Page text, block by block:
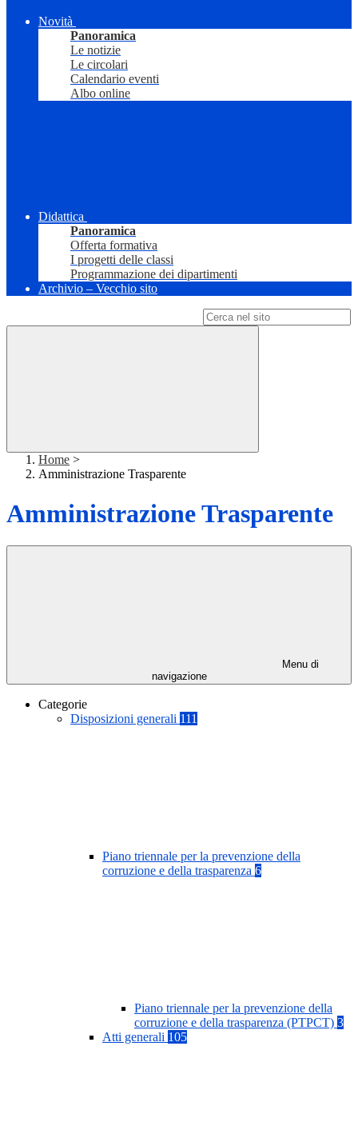
Novità
Panoramica
Le notizie
Le circolari
Calendario eventi
Albo online
Didattica
Panoramica
Offerta formativa
I progetti delle classi
Programmazione dei dipartimenti
Archivio – Vecchio sito
Home >
Amministrazione Trasparente
Amministrazione Trasparente
Menu di
navigazione
Categorie
Disposizioni generali 111
Piano triennale per la prevenzione della
corruzione e della trasparenza 6
Piano triennale per la prevenzione della
corruzione e della trasparenza (PTPCT) 3
Atti generali 105